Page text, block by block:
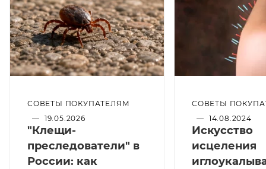
СОВЕТЫ ПОКУПАТЕЛЯМ
— 19.05.2026
"Клещи-
преследователи" в
России: как
СОВЕТЫ
— 14.08.2024
Искусство
исцеления